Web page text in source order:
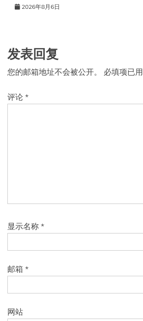
2026年8月6日
发表回复
您的邮箱地址不会被公开。 必填项已用
评论 *
显示名称 *
邮箱 *
网站